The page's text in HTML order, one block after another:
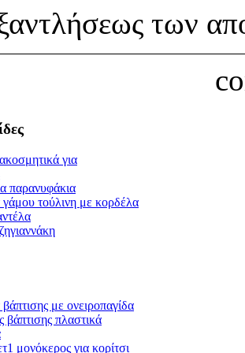
των
για
παρανυφάκια
τούλινη με κορδέλα
με ονειροπαγίδα
βάπτισης πλαστικά
μονόκερος για κορίτσι